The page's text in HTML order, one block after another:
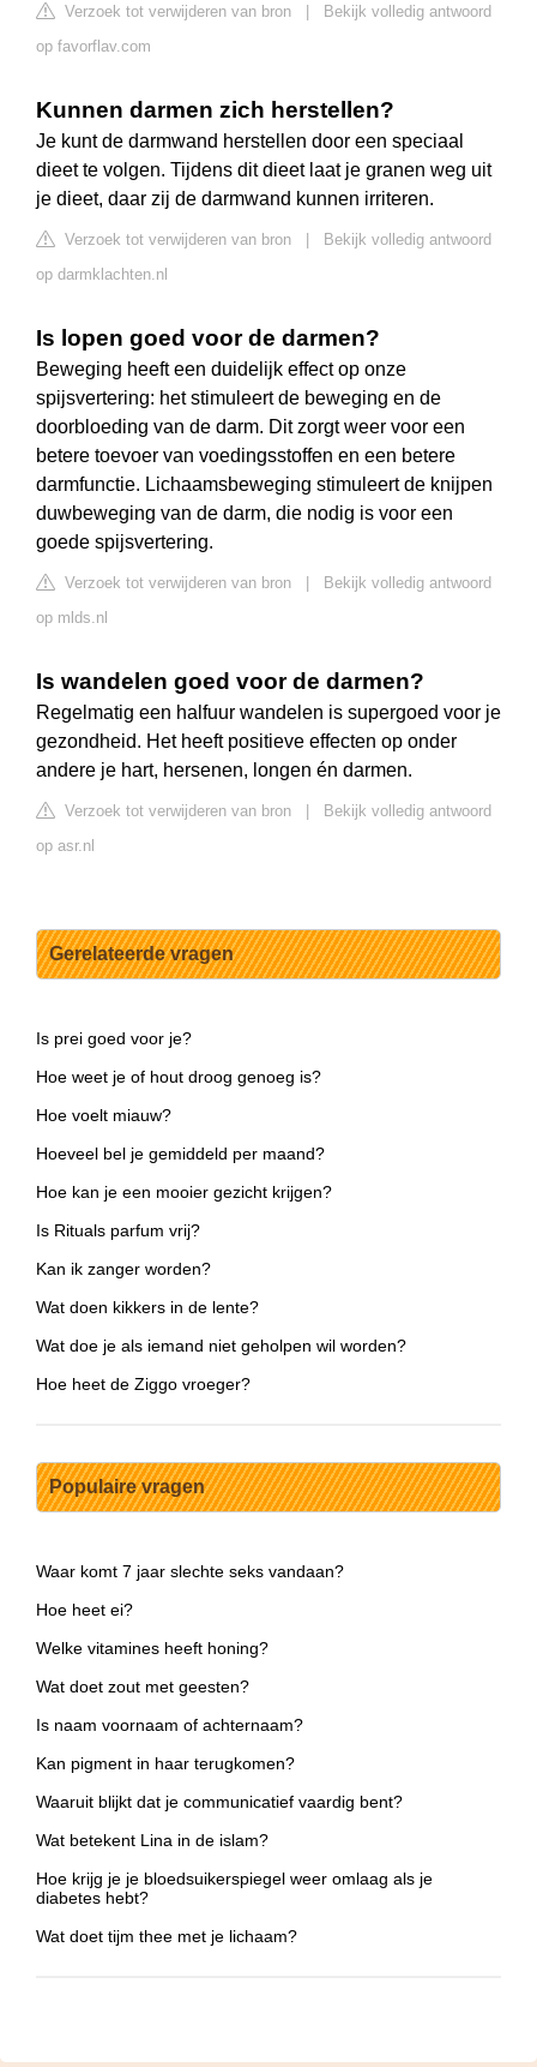
Verzoek tot verwijderen van bron
Bekijk volledig antwoord
op favorflav.com
Kunnen darmen zich herstellen?
Je kunt de darmwand herstellen door een speciaal
dieet te volgen. Tijdens dit dieet laat je granen weg uit
je dieet, daar zij de darmwand kunnen irriteren.
Verzoek tot verwijderen van bron
Bekijk volledig antwoord
op darmklachten.nl
Is lopen goed voor de darmen?
Beweging heeft een duidelijk effect op onze
spijsvertering: het stimuleert de beweging en de
doorbloeding van de darm. Dit zorgt weer voor een
betere toevoer van voedingsstoffen en een betere
darmfunctie. Lichaamsbeweging stimuleert de knijpen
duwbeweging van de darm, die nodig is voor een
goede spijsvertering.
Verzoek tot verwijderen van bron
Bekijk volledig antwoord
op mlds.nl
Is wandelen goed voor de darmen?
Regelmatig een halfuur wandelen is supergoed voor je
gezondheid. Het heeft positieve effecten op onder
andere je hart, hersenen, longen én darmen.
Verzoek tot verwijderen van bron
Bekijk volledig antwoord
op asr.nl
Gerelateerde vragen
Is prei goed voor je?
Hoe weet je of hout droog genoeg is?
Hoe voelt miauw?
Hoeveel bel je gemiddeld per maand?
Hoe kan je een mooier gezicht krijgen?
Is Rituals parfum vrij?
Kan ik zanger worden?
Wat doen kikkers in de lente?
Wat doe je als iemand niet geholpen wil worden?
Hoe heet de Ziggo vroeger?
Populaire vragen
Waar komt 7 jaar slechte seks vandaan?
Hoe heet ei?
Welke vitamines heeft honing?
Wat doet zout met geesten?
Is naam voornaam of achternaam?
Kan pigment in haar terugkomen?
Waaruit blijkt dat je communicatief vaardig bent?
Wat betekent Lina in de islam?
Hoe krijg je je bloedsuikerspiegel weer omlaag als je
diabetes hebt?
Wat doet tijm thee met je lichaam?